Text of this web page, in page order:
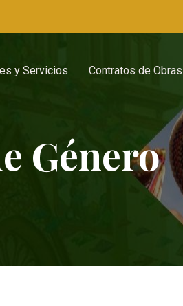
y Servicios Contratos de Obras
Género